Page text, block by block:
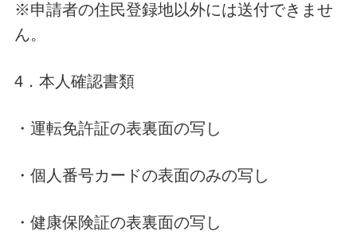
※申請者の住民登録地以外には送付できませ
ん。
4．本人確認書類
・運転免許証の表裏面の写し
・個人番号カードの表面のみの写し
・健康保険証の表裏面の写し